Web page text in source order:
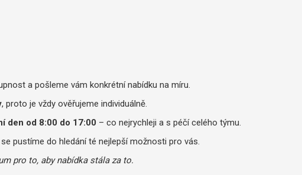
a pošleme vám konkrétní nabídku na míru.
, proto je vždy ověřujeme individuálně.
den od 8:00 do 17:00 – co nejrychleji a s péčí celého týmu.
pustíme do hledání té nejlepší možnosti pro vás.
pro to, aby nabídka stála za to.